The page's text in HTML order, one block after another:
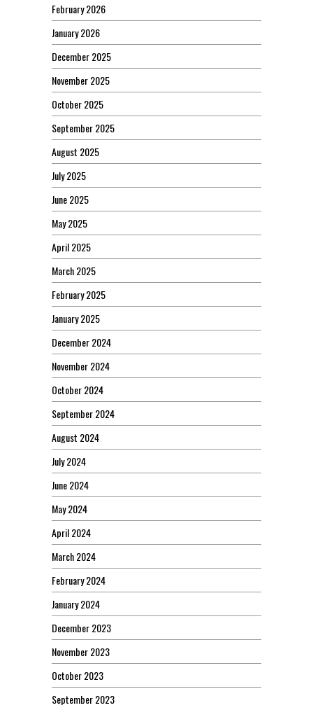
February 2026
January 2026
December 2025
November 2025
October 2025
September 2025
August 2025
July 2025
June 2025
May 2025
April 2025
March 2025
February 2025
January 2025
December 2024
November 2024
October 2024
September 2024
August 2024
July 2024
June 2024
May 2024
April 2024
March 2024
February 2024
January 2024
December 2023
November 2023
October 2023
September 2023